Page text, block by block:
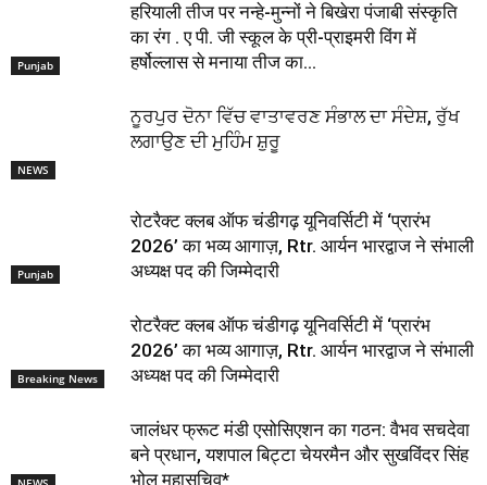
Punjab
हरियाली तीज पर नन्हे-मुन्नों ने बिखेरा पंजाबी संस्कृति
का रंग . ए पी. जी स्कूल के प्री-प्राइमरी विंग में
हर्षोल्लास से मनाया तीज का...
NEWS
ਨੂਰਪੁਰ ਦੋਨਾ ਵਿੱਚ ਵਾਤਾਵਰਣ ਸੰਭਾਲ ਦਾ ਸੰਦੇਸ਼, ਰੁੱਖ
ਲਗਾਉਣ ਦੀ ਮੁਹਿੰਮ ਸ਼ੁਰੂ
Punjab
रोटरैक्ट क्लब ऑफ चंडीगढ़ यूनिवर्सिटी में ‘प्रारंभ
2026’ का भव्य आगाज़, Rtr. आर्यन भारद्वाज ने संभाली
अध्यक्ष पद की जिम्मेदारी
Breaking News
रोटरैक्ट क्लब ऑफ चंडीगढ़ यूनिवर्सिटी में ‘प्रारंभ
2026’ का भव्य आगाज़, Rtr. आर्यन भारद्वाज ने संभाली
अध्यक्ष पद की जिम्मेदारी
जालंधर फ्रूट मंडी एसोसिएशन का गठन: वैभव सचदेवा
बने प्रधान, यशपाल बिट्टा चेयरमैन और सुखविंदर सिंह
भोलू महासचिव*